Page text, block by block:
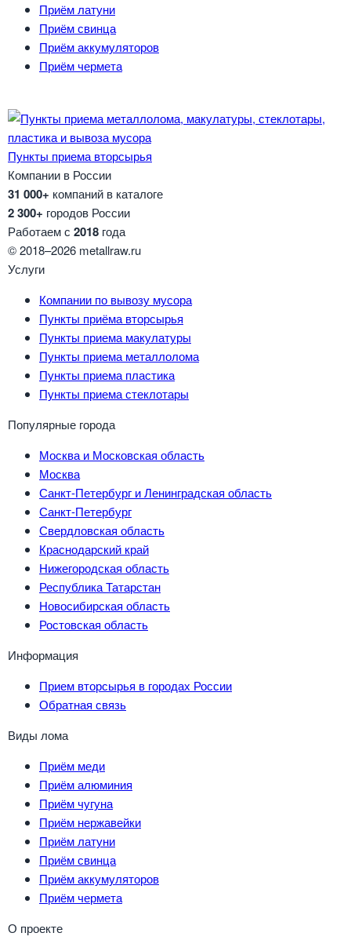
Приём латуни
Приём свинца
Приём аккумуляторов
Приём чермета
Пункты приема вторсырья
Компании в России
31 000+ компаний в каталоге
2 300+ городов России
Работаем с 2018 года
© 2018–2026 metallraw.ru
Услуги
Компании по вывозу мусора
Пункты приёма вторсырья
Пункты приема макулатуры
Пункты приема металлолома
Пункты приема пластика
Пункты приема стеклотары
Популярные города
Москва и Московская область
Москва
Санкт-Петербург и Ленинградская область
Санкт-Петербург
Свердловская область
Краснодарский край
Нижегородская область
Республика Татарстан
Новосибирская область
Ростовская область
Информация
Прием вторсырья в городах России
Обратная связь
Виды лома
Приём меди
Приём алюминия
Приём чугуна
Приём нержавейки
Приём латуни
Приём свинца
Приём аккумуляторов
Приём чермета
О проекте